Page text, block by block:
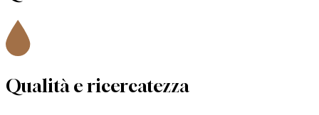
Qualità e ricercatezza